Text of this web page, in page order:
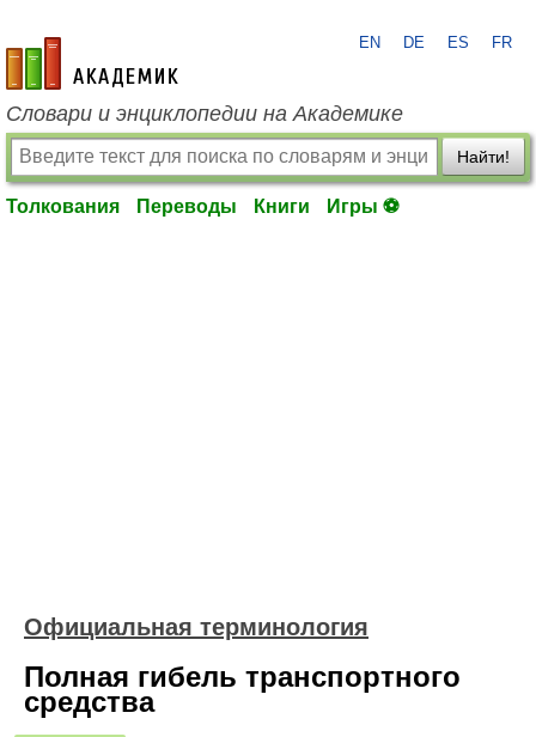
academic.ru
EN DE ES FR
Словари и энциклопедии на Академике
Найти!
Толкования Переводы Книги Игры ⚽
Официальная терминология
Полная гибель транспортного
средства